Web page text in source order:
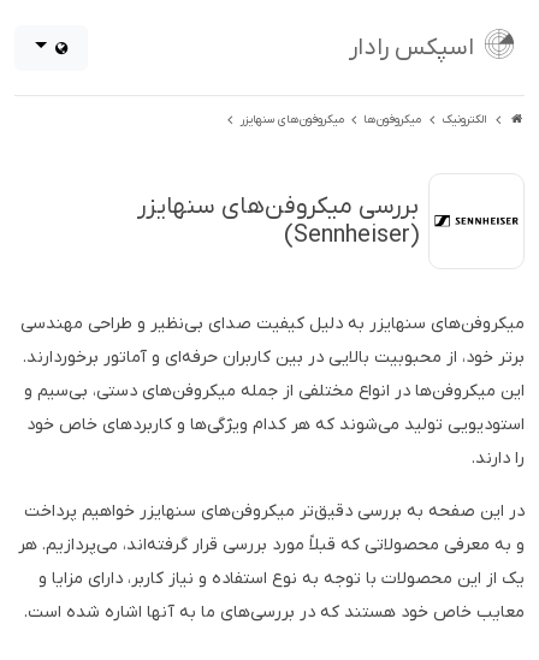
اسپکس رادار
الکترونیک میکروفون‌ها میکروفون‌های سنهایزر
بررسی میکروفن‌های سنهایزر
(Sennheiser)
میکروفن‌های سنهایزر به دلیل کیفیت صدای بی‌نظیر و طراحی مهندسی
برتر خود، از محبوبیت بالایی در بین کاربران حرفه‌ای و آماتور برخوردارند.
این میکروفن‌ها در انواع مختلفی از جمله میکروفن‌های دستی، بی‌سیم و
استودیویی تولید می‌شوند که هر کدام ویژگی‌ها و کاربردهای خاص خود
را دارند.
در این صفحه به بررسی دقیق‌تر میکروفن‌های سنهایزر خواهیم پرداخت
و به معرفی محصولاتی که قبلاً مورد بررسی قرار گرفته‌اند، می‌پردازیم. هر
یک از این محصولات با توجه به نوع استفاده و نیاز کاربر، دارای مزایا و
معایب خاص خود هستند که در بررسی‌های ما به آنها اشاره شده است.